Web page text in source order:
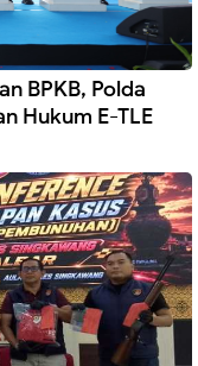
BPKB, Polda
Hukum E-TLE